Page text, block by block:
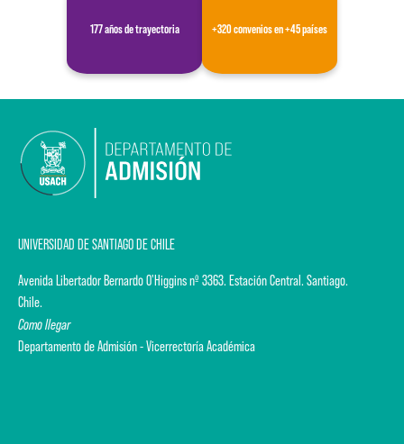
177 años de trayectoria +320 convenios en +45 países
UNIVERSIDAD DE SANTIAGO DE CHILE
Avenida Libertador Bernardo O'Higgins nº 3363. Estación Central. Santiago.
Chile.
Como llegar
Departamento de Admisión - Vicerrectoría Académica